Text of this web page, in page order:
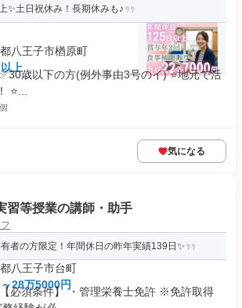
✨土日祝休み！長期休みも♪
八王子市楢原町
上
歳以下の方(例外事由3号のイ) ⭐地元で活
⭐...
気になる
習等授業の講師・助手
者の方限定！年間休日の昨年実績139日✨
八王子市台町
28万5000円
必須条件】 ・管理栄養士免許 ※免許取得